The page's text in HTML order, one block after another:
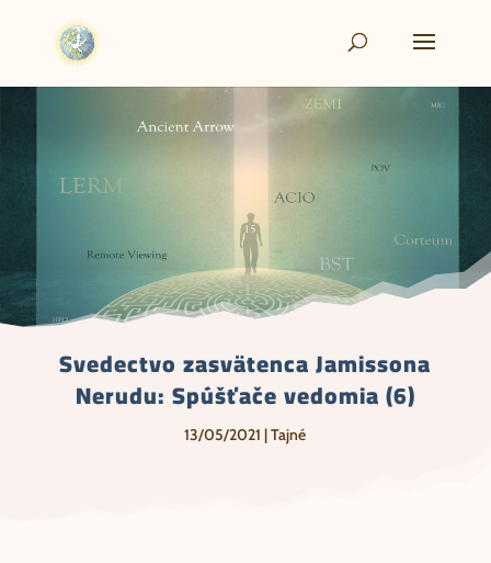
Svedectvo zasvätenca Jamissona
Nerudu: Spúšťače vedomia (6)
13/05/2021 |Tajné